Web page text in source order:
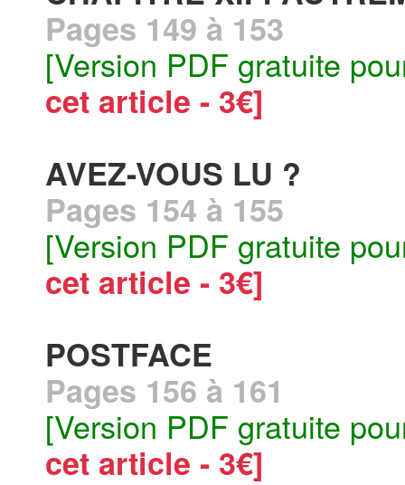
Pages 149 à 153
[Version PDF gratuite
cet article - 3€]
AVEZ-VOUS LU ?
Pages 154 à 155
[Version PDF gratuite
cet article - 3€]
POSTFACE
Pages 156 à 161
[Version PDF gratuite
cet article - 3€]